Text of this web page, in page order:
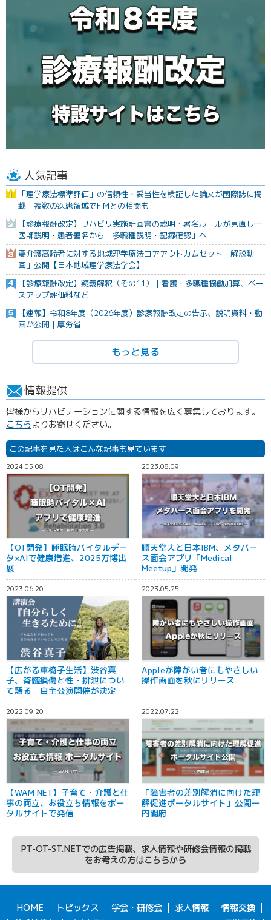
人気記事
「理学療法標準評価」の信頼性・妥当性を検証した論文が国際誌に掲
載ー複数の疾患領域でFIMとの相関も
【診療報酬改定】リハビリ実施計画書の説明・署名ルールが見直し―
医師説明・患者署名から「多職種説明・記録確認」へ
要介護高齢者に対する地域理学療法コアアウトカムセット「解説動
画」公開【日本地域理学療法学会】
【診療報酬改定】疑義解釈（その11）｜看護・多職種協働加算、ベー
スアップ評価料など
【速報】令和8年度（2026年度）診療報酬改定の告示、説明資料・動
画が公開｜厚労省
もっと見る
情報提供
皆様からリハビテーションに関する情報を広く募集しております。
こちらよりお寄せください。
この記事を見た人はこんな記事も見ています
2024.05.08
【OT開発】睡眠時バイタルデー
タ×AIで健康増進、2025万博出
展
2023.08.09
順天堂大と日本IBM、メタバー
ス面会アプリ「Medical
Meetup」開発
2023.06.20
【広がる車椅子生活】渋谷真
子、脊髄損傷と性・排泄につい
て語る 自主公演開催が決定
2023.05.25
Appleが障がい者にもやさしい
操作画面を秋にリリース
2022.09.20
【WAM NET】子育て・介護と仕
事の両立、お役立ち情報をポー
タルサイトで発信
2022.07.22
「障害者の差別解消に向けた理
解促進ポータルサイト」公開ー
内閣府
PT-OT-ST.NETでの広告掲載、求人情報や研修会情報の掲載
をお考えの方はこちらから
HOME トピックス 学会・研修会 求人情報
情報交換